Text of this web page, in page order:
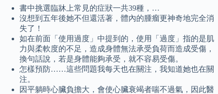
書中挑選臨牀上常見的症狀一共39種，…
沒想到五年後她不但還活著，體內的腫瘤更神奇地完全消
失了！
如在前面「使用過度」中提到的，使用「過度」指的是肌
力與柔軟度的不足，造成身體無法承受負荷而造成受傷，
換句話說，若是身體能夠承受，就不容易受傷。
怎樣預防……這些問題我每天也在關注，我知道她也在關
注。
因平躺時心臟負擔大，會使心臟衰竭者喘不過氣，因此醫